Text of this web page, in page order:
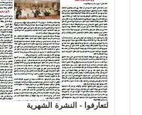
لتعارفوا - النشرة الشهرية